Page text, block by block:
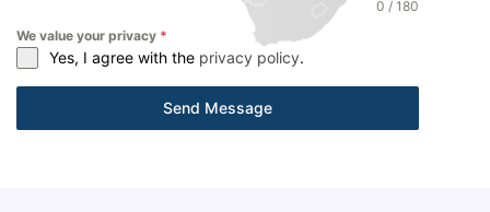
0 / 180
We value your privacy *
Yes, I agree with the privacy policy.
Send Message